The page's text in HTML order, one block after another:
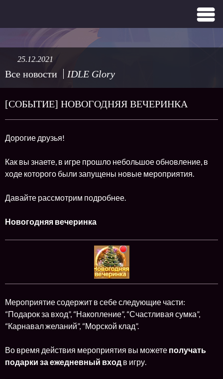
Все новости IDLE Glory
25.12.2021
[СОБЫТИЕ] НОВОГОДНЯЯ ВЕЧЕРИНКА
Дорогие друзья!
Как вы знаете, в игре прошло небольшое обновление, в
ходе которого были запущены новые мероприятия.
Давайте рассмотрим подробнее.
Новогодняя вечеринка
Мероприятие содержит в себе следующие части:
“Подарок за вход”, “Накопление”, “Счастливая сумка”,
“Карнавал желаний”, “Морской клад”.
Во время действия мероприятия вы можете получать
подарки за ежедневный вход в игру.